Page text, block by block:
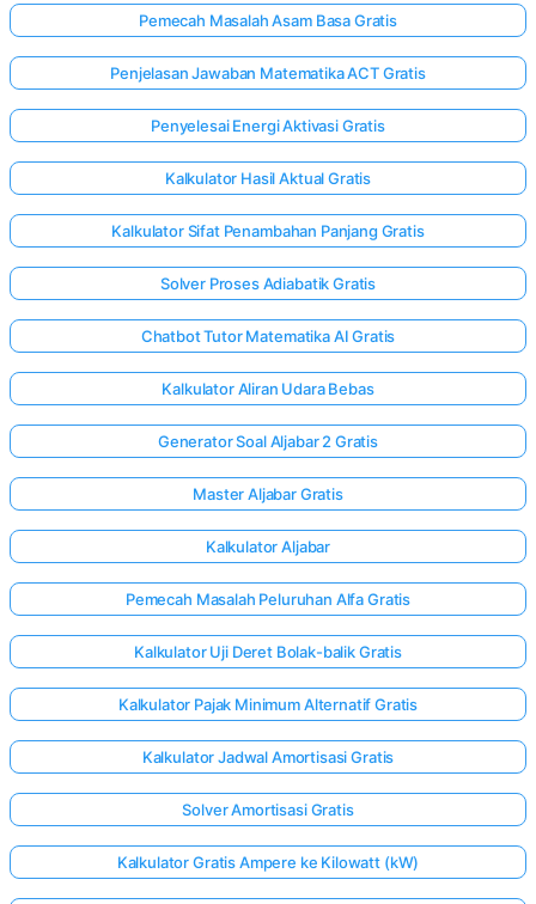
Pemecah Masalah Asam Basa Gratis
Penjelasan Jawaban Matematika ACT Gratis
Penyelesai Energi Aktivasi Gratis
Kalkulator Hasil Aktual Gratis
Kalkulator Sifat Penambahan Panjang Gratis
Solver Proses Adiabatik Gratis
Chatbot Tutor Matematika AI Gratis
Kalkulator Aliran Udara Bebas
Generator Soal Aljabar 2 Gratis
Master Aljabar Gratis
Kalkulator Aljabar
Pemecah Masalah Peluruhan Alfa Gratis
Kalkulator Uji Deret Bolak-balik Gratis
Kalkulator Pajak Minimum Alternatif Gratis
Kalkulator Jadwal Amortisasi Gratis
Solver Amortisasi Gratis
Kalkulator Gratis Ampere ke Kilowatt (kW)